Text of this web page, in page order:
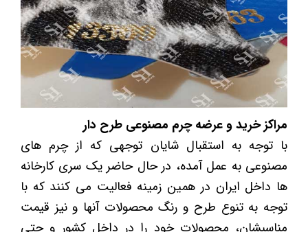
مراکز خرید و عرضه چرم مصنوعی طرح دار
با توجه به استقبال شایان توجهی که از چرم های
مصنوعی به عمل آمده، در حال حاضر یک سری کارخانه
ها داخل ایران در همین زمینه فعالیت می کنند که با
توجه به تنوع طرح و رنگ محصولات آنها و نیز قیمت